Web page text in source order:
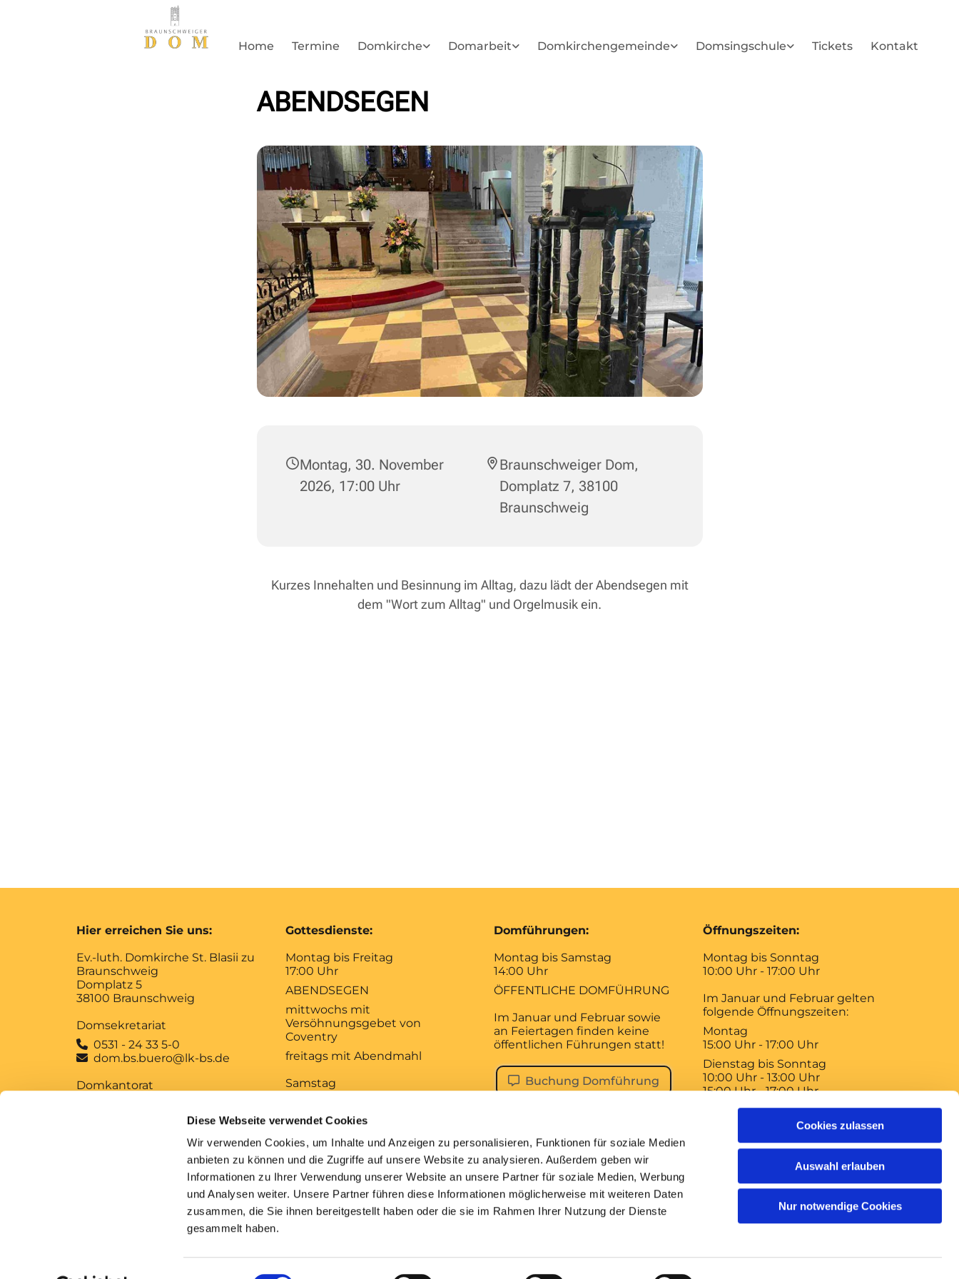
Diese Webseite verwendet Cookies
Wir verwenden Cookies, um Inhalte und Anzeigen zu personalisieren, Funktionen für soziale Medien
anbieten zu können und die Zugriffe auf unsere Website zu analysieren. Außerdem geben wir
Informationen zu Ihrer Verwendung unserer Website an unsere Partner für soziale Medien, Werbung
und Analysen weiter. Unsere Partner führen diese Informationen möglicherweise mit weiteren Daten
zusammen, die Sie ihnen bereitgestellt haben oder die sie im Rahmen Ihrer Nutzung der Dienste
gesammelt haben.
Einwilligungsauswahl
Cookies zulassen
Auswahl erlauben
Nur notwendige Cookies
Home Termine Domkirche Domarbeit Domkirchengemeinde Domsingschule Tickets Kontakt
ABENDSEGEN
Montag, 30. November
2026, 17:00 Uhr
Braunschweiger Dom,
Domplatz 7, 38100
Braunschweig
Kurzes Innehalten und Besinnung im Alltag, dazu lädt der Abendsegen mit
dem "Wort zum Alltag" und Orgelmusik ein.
Hier erreichen Sie uns:
Ev.-luth. Domkirche St. Blasii zu
Braunschweig
Domplatz 5
38100 Braunschweig
Domsekretariat
 0531 - 24 33 5-0
 dom.bs.buero@lk-bs.de
Domkantorat
domkantorat@lk-bs.de
Anforderung kirchlicher
Bescheinigungen
Gottesdienste:
Montag bis Freitag
17:00 Uhr
ABENDSEGEN
mittwochs mit
Versöhnungsgebet von
Coventry
freitags mit Abendmahl
Samstag
MUSIKALISCHES
MITTAGSGEBET
Sonntag
10:00 Uhr
GOTTESDIENST
Domführungen:
Montag bis Samstag
14:00 Uhr
ÖFFENTLICHE DOMFÜHRUNG
Im Januar und Februar sowie
an Feiertagen finden keine
öffentlichen Führungen statt!
Buchung Domführung
Öffnungszeiten:
Montag bis Sonntag
10:00 Uhr - 17:00 Uhr
Im Januar und Februar gelten
folgende Öffnungszeiten:
Montag
15:00 Uhr - 17:00 Uhr
Dienstag bis Sonntag
10:00 Uhr - 13:00 Uhr
15:00 Uhr - 17:00 Uhr
bleibt am 1. Januar, 1. Mai und 3.
Oktober geschlossen!